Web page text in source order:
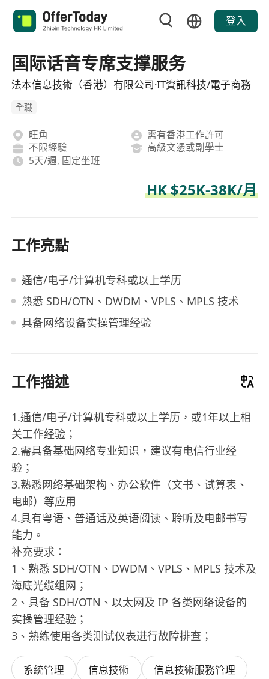
登入
国际话音专席支撑服务
法本信息技術（香港）有限公司·IT資訊科技/電子商務
全職
旺角
需有香港工作許可
不限經驗
高級文憑或副學士
5天/週, 固定坐班
HK $25K-38K/月
工作亮點
通信/电子/计算机专科或以上学历
熟悉 SDH/OTN、DWDM、VPLS、MPLS 技术
具备网络设备实操管理经验
工作描述
1.通信/电子/计算机专科或以上学历，或1年以上相
关工作经验；
2.需具备基础网络专业知识，建议有电信行业经
验；
3.熟悉网络基础架构、办公软件（文书、试算表、
电邮）等应用
4.具有粤语、普通话及英语阅读、聆听及电邮书写
能力。
补充要求：
1、熟悉 SDH/OTN、DWDM、VPLS、MPLS 技术及
海底光缆组网；
2、具备 SDH/OTN、以太网及 IP 各类网络设备的
实操管理经验；
3、熟练使用各类测试仪表进行故障排查；
系統管理 信息技術
信息技術服務管理